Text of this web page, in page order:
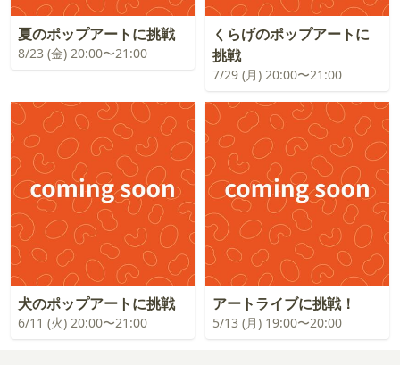
夏のポップアートに挑戦
8/23 (金) 20:00〜21:00
くらげのポップアートに
挑戦
7/29 (月) 20:00〜21:00
犬のポップアートに挑戦
6/11 (火) 20:00〜21:00
アートライブに挑戦！
5/13 (月) 19:00〜20:00